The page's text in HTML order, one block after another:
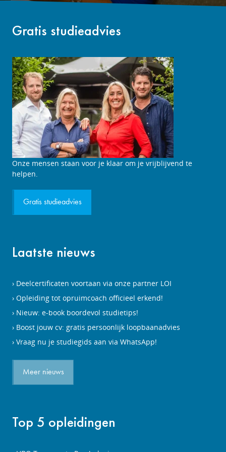
Gratis studieadvies
Studieadviesgesprek
aanvragen
Onze mensen staan voor je klaar om je vrijblijvend te
helpen.
Gratis studieadvies
Laatste nieuws
Deelcertificaten voortaan via onze partner LOI
Opleiding tot opruimcoach officieel erkend!
Nieuw: e-book boordevol studietips!
Boost jouw cv: gratis persoonlijk loopbaanadvies
Vraag nu je studiegids aan via WhatsApp!
Meer nieuws
Top 5 opleidingen